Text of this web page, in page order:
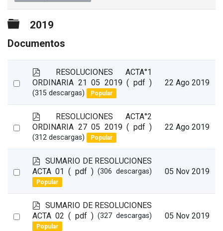
Carpeta
2019
Documentos
Select
p
d
f
RESOLUCIONES ACTA°1
ORDINARIA 21 05 2019 ( pdf )
(315 descargas) Popular
22 Ago 2019
Select
p
d
f
RESOLUCIONES ACTA°2
ORDINARIA 27 05 2019 ( pdf )
(312 descargas) Popular
22 Ago 2019
Select
p
d
f
SUMARIO DE RESOLUCIONES
ACTA 01 ( pdf ) (306 descargas)
Popular
05 Nov 2019
Select
p
d
f
SUMARIO DE RESOLUCIONES
ACTA 02 ( pdf ) (327 descargas)
Popular
05 Nov 2019